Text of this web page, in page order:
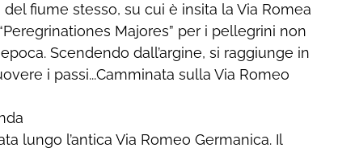
fiume stesso, su cui è insita la Via Romea
Majores” per i pellegrini non
Scendendo dall’argine, si raggiunge in
i passi...Camminata sulla Via Romeo
lungo l’antica Via Romeo Germanica. Il